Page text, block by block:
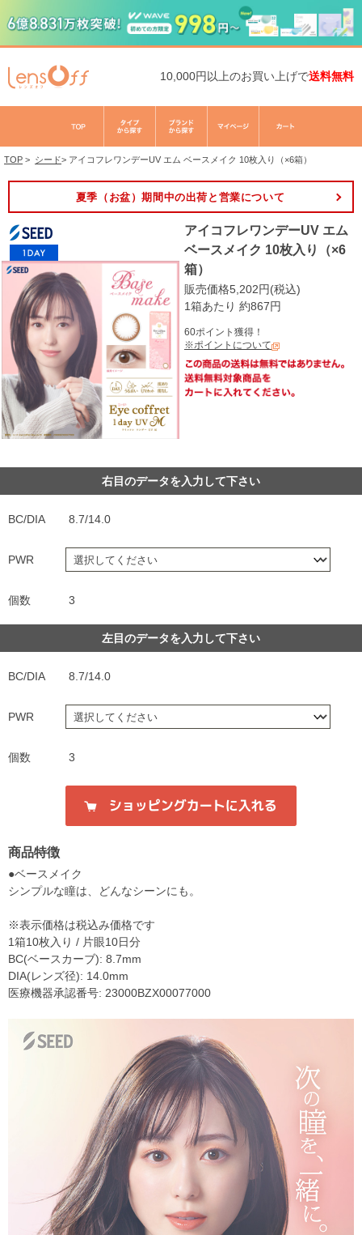
10,000円以上のお買い上げで送料無料
TOP > シード> アイコフレワンデーUV エム ベースメイク 10枚入り（×6箱）
夏季（お盆）期間中の出荷と営業について
アイコフレワンデーUV エム
ベースメイク 10枚入り（×6
箱）
販売価格5,202円(税込)
1箱あたり 約867円
60ポイント獲得！
※ポイントについて
右目のデータを入力して下さい
BC/DIA 8.7/14.0
PWR
個数 3
左目のデータを入力して下さい
BC/DIA 8.7/14.0
PWR
個数 3
商品特徴
●ベースメイク
シンプルな瞳は、どんなシーンにも。
※表示価格は税込み価格です
1箱10枚入り / 片眼10日分
BC(ベースカーブ): 8.7mm
DIA(レンズ径): 14.0mm
医療機器承認番号: 23000BZX00077000